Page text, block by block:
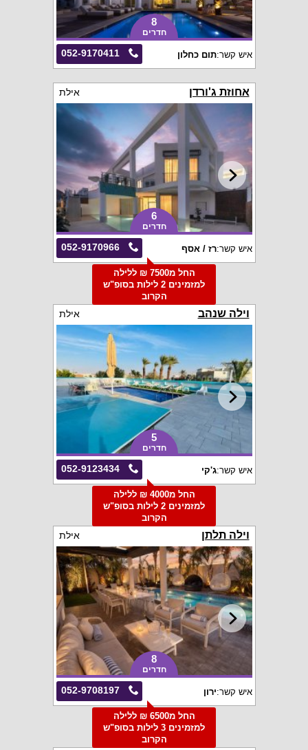
8
חדרים
052-9170411 איש קשר:תום כחלון
אחוזת ג'ורדן אילת
6
חדרים
052-9170966 איש קשר:רז / אסף
החל מ7500 ₪ ללילה
למזמינים 2 לילות בסופ"ש
הקרוב
וילה שנהב אילת
5
חדרים
052-9123434 איש קשר:ג'קי
החל מ4000 ₪ ללילה
למזמינים 2 לילות בסופ"ש
הקרוב
וילה תלתן אילת
8
חדרים
052-9708197 איש קשר:ירון
החל מ6500 ₪ ללילה
למזמינים 3 לילות בסופ"ש
הקרוב